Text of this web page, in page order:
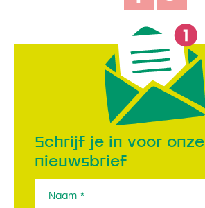
Schrijf je in voor onze
nieuwsbrief